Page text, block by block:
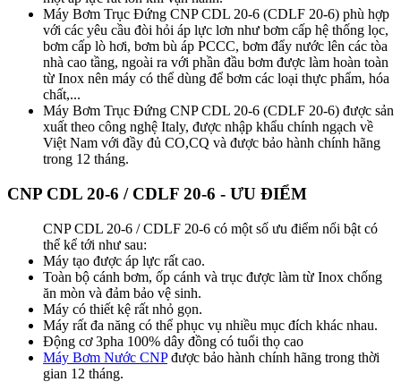
Máy Bơm Trục Đứng CNP CDL 20-6 (CDLF 20-6) phù hợp
với các yêu cầu đòi hỏi áp lực lơn như bơm cấp hệ thống lọc,
bơm cấp lò hơi, bơm bù áp PCCC, bơm đẩy nước lên các tòa
nhà cao tầng, ngoài ra với phần đầu bơm được làm hoàn toàn
từ Inox nên máy có thể dùng để bơm các loại thực phẩm, hóa
chất,...
Máy Bơm Trục Đứng CNP CDL 20-6 (CDLF 20-6) được sản
xuất theo công nghệ Italy, được nhập khẩu chính ngạch về
Việt Nam với đầy đủ CO,CQ và được bảo hành chính hãng
trong 12 tháng.
CNP CDL 20-6 / CDLF 20-6 - ƯU ĐIỂM
CNP CDL 20-6 / CDLF 20-6 có một số ưu điểm nổi bật có
thể kể tới như sau:
Máy tạo được áp lực rất cao.
Toàn bộ cánh bơm, ốp cánh và trục được làm từ Inox chống
ăn mòn và đảm bảo vệ sinh.
Máy có thiết kệ rất nhỏ gọn.
Máy rất đa năng có thể phục vụ nhiều mục đích khác nhau.
Động cơ 3pha 100% dây đồng có tuổi thọ cao
Máy Bơm Nước CNPđược bảo hành chính hãng trong thời
gian 12 tháng.